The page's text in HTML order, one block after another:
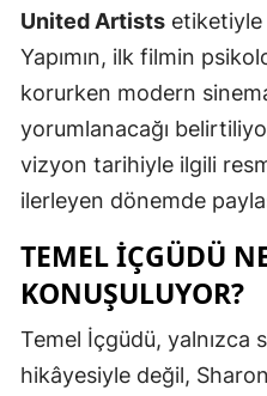
United Artists etiketiyle
Yapımın, ilk filmin
korurken modern
yorumlanacağı
vizyon tarihiyle ilgili
ilerleyen dönemde
TEMEL İÇGÜDÜ
KONUŞULUYOR?
Temel İçgüdü, yalnızca
hikâyesiyle değil,